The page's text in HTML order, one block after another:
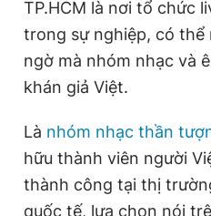
TP.HCM là nơi tổ chức
trong sự nghiệp, có thể
ngờ mà nhóm nhạc và
khán giả Việt.
Là nhóm nhạc thần
hữu thành viên người
thành công tại thị
quốc tế, lựa chọn nói